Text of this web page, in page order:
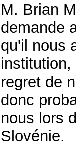
M. Brian
demande
qu'il nous
regret de
donc
nous lors
Slovénie.